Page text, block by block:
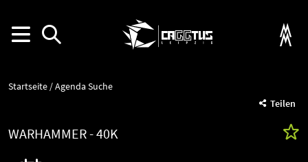
Startseite
Agenda Suche
Teilen
WARHAMMER - 40K